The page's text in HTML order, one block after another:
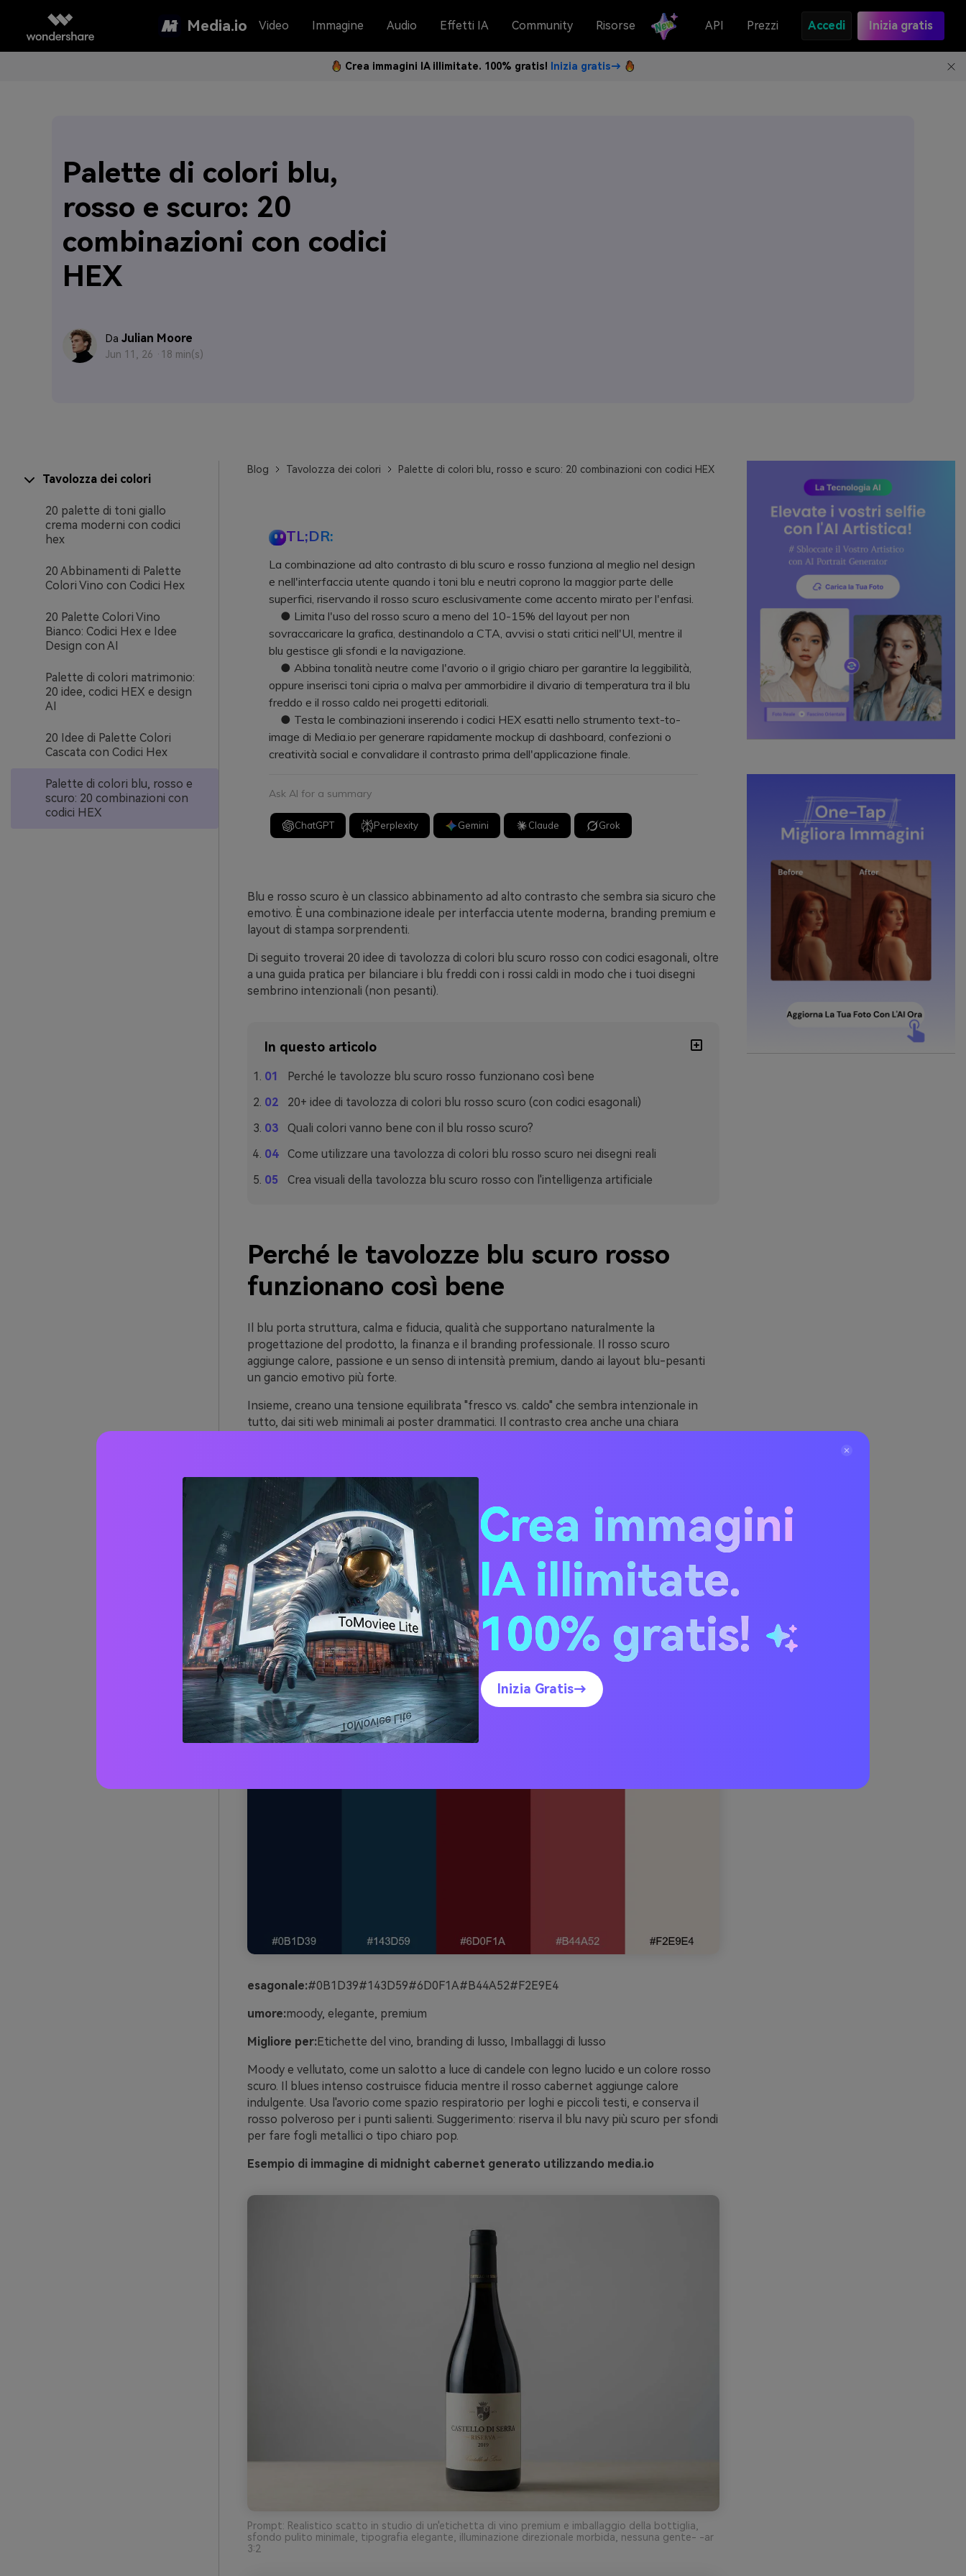
Media.io Video Immagine Audio Effetti IA Community Risorse API Prezzi Accedi Inizia gratis
Crea immagini IA illimitate. 100% gratis! Inizia gratis→
Palette di colori blu,
rosso e scuro: 20
combinazioni con codici
HEX
Da Julian Moore
Jun 11, 26 · 18 min(s)
Tavolozza dei colori
20 palette di toni giallo
crema moderni con codici
hex
20 Abbinamenti di Palette
Colori Vino con Codici Hex
20 Palette Colori Vino
Bianco: Codici Hex e Idee
Design con AI
Palette di colori matrimonio:
20 idee, codici HEX e design
AI
20 Idee di Palette Colori
Cascata con Codici Hex
Palette di colori blu, rosso e
scuro: 20 combinazioni con
codici HEX
Blog Tavolozza dei colori Palette di colori blu, rosso e scuro: 20 combinazioni con codici HEX
TL;DR:
La combinazione ad alto contrasto di blu scuro e rosso funziona al meglio nel design
e nell'interfaccia utente quando i toni blu e neutri coprono la maggior parte delle
superfici, riservando il rosso scuro esclusivamente come accento mirato per l'enfasi.
● Limita l'uso del rosso scuro a meno del 10-15% del layout per non
sovraccaricare la grafica, destinandolo a CTA, avvisi o stati critici nell'UI, mentre il
blu gestisce gli sfondi e la navigazione.
● Abbina tonalità neutre come l'avorio o il grigio chiaro per garantire la leggibilità,
oppure inserisci toni cipria o malva per ammorbidire il divario di temperatura tra il blu
freddo e il rosso caldo nei progetti editoriali.
● Testa le combinazioni inserendo i codici HEX esatti nello strumento text-to-
image di Media.io per generare rapidamente mockup di dashboard, confezioni o
creatività social e convalidare il contrasto prima dell'applicazione finale.
Ask AI for a summary
ChatGPT Perplexity Gemini Claude Grok
Blu e rosso scuro è un classico abbinamento ad alto contrasto che sembra sia sicuro che
emotivo. È una combinazione ideale per interfaccia utente moderna, branding premium e
layout di stampa sorprendenti.
Di seguito troverai 20 idee di tavolozza di colori blu scuro rosso con codici esagonali, oltre
a una guida pratica per bilanciare i blu freddi con i rossi caldi in modo che i tuoi disegni
sembrino intenzionali (non pesanti).
In questo articolo
Perché le tavolozze blu scuro rosso funzionano così bene
20+ idee di tavolozza di colori blu rosso scuro (con codici esagonali)
Quali colori vanno bene con il blu rosso scuro?
Come utilizzare una tavolozza di colori blu rosso scuro nei disegni reali
Crea visuali della tavolozza blu scuro rosso con l'intelligenza artificiale
Perché le tavolozze blu scuro rosso
funzionano così bene
Il blu porta struttura, calma e fiducia, qualità che supportano naturalmente la
progettazione del prodotto, la finanza e il branding professionale. Il rosso scuro
aggiunge calore, passione e un senso di intensità premium, dando ai layout blu-pesanti
un gancio emotivo più forte.
Insieme, creano una tensione equilibrata "fresco vs. caldo" che sembra intenzionale in
tutto, dai siti web minimali ai poster drammatici. Il contrasto crea anche una chiara
poi usa il rosso scuro come accento focalizzato. Questo mantiene la tavolozza elegante
invece che travolgente.
20+ idee di tavolozza di colori blu
rosso scuro (con codici esagonali)
1) Cabernet di mezzanotte
esagonale:#0B1D39#143D59#6D0F1A#B44A52#F2E9E4
umore:moody, elegante, premium
Migliore per:Etichette del vino, branding di lusso, Imballaggi di lusso
Moody e vellutato, come un salotto a luce di candele con legno lucido e un colore rosso
scuro. Il blues intenso costruisce fiducia mentre il rosso cabernet aggiunge calore
indulgente. Usa l'avorio come spazio respiratorio per loghi e piccoli testi, e conserva il
rosso polveroso per i punti salienti. Suggerimento: riserva il blu navy più scuro per sfondi
per fare fogli metallici o tipo chiaro pop.
Esempio di immagine di midnight cabernet generato utilizzando media.io
Prompt: Realistico scatto in studio di un'etichetta di vino premium e imballaggio della bottiglia,
sfondo pulito minimale, tipografia elegante, illuminazione direzionale morbida, nessuna gente- -ar
3:2
Crea immagini
IA illimitate.
100% gratis!
Inizia Gratis→